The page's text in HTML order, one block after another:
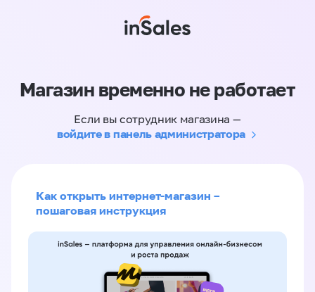
Магазин временно не работает
Если вы сотрудник магазина —
войдите в панель администратора
Как открыть интернет-магазин –
пошаговая инструкция